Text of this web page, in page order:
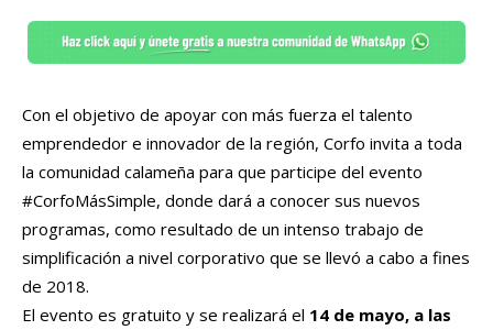
Con el objetivo de apoyar con más fuerza el talento
emprendedor e innovador de la región, Corfo invita a toda
la comunidad calameña para que participe del evento
#CorfoMásSimple, donde dará a conocer sus nuevos
programas, como resultado de un intenso trabajo de
simplificación a nivel corporativo que se llevó a cabo a fines
de 2018.
El evento es gratuito y se realizará el 14 de mayo, a las